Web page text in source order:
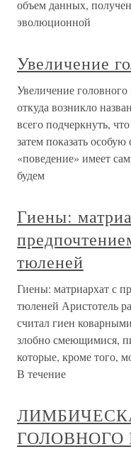
объем данных,
эволюционной
Увеличение
Увеличение
откуда возникло
всего подчеркнуть,
затем показать
«поведение» имеет
будем
Гиены:
тюленей
Гиены: матриархат с
тюленей Аристотель
считал гиен
злобно смеющимися,
которые, кроме того,
В течение
ГОЛОВНОГО